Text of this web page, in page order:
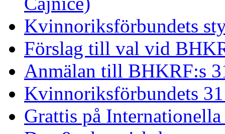
Kvinnoriksförbundets
Förslag till val vid
Anmälan till BHKRF:s
Kvinnoriksförbundets
Grattis på